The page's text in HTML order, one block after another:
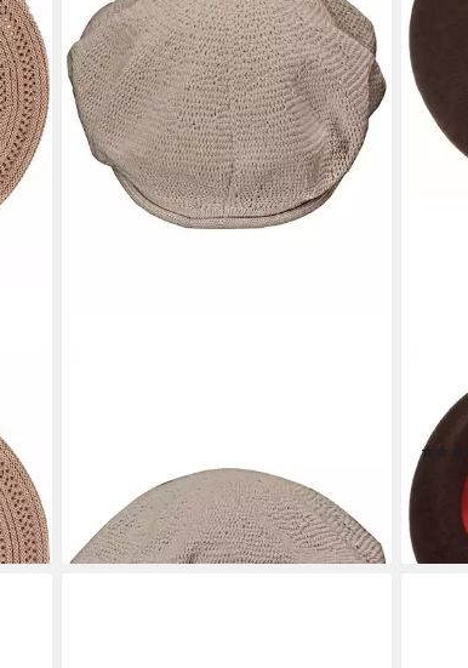
lieferbar - in 2-3 Werktagen bei dir
+5